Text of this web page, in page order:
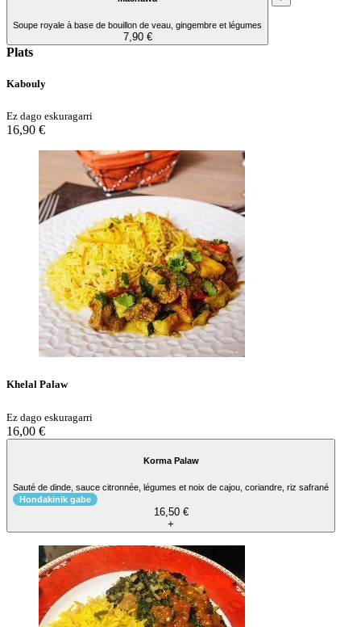
Soupe royale à base de bouillon de veau, gingembre et légumes
7,90 €
Plats
Kabouly
Ez dago eskuragarri
16,90 €
Khelal Palaw
Ez dago eskuragarri
16,00 €
Korma Palaw
Sauté de dinde, sauce citronnée, légumes et noix de cajou, coriandre, riz safrané
Hondakinik gabe
16,50 €
+